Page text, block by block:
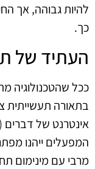
להיות גבוהה, אך
כך.
העתיד של
ככל שהטכנולוגיה
בתאורה
המפעלים ייהנו
מרבי עם מינימום